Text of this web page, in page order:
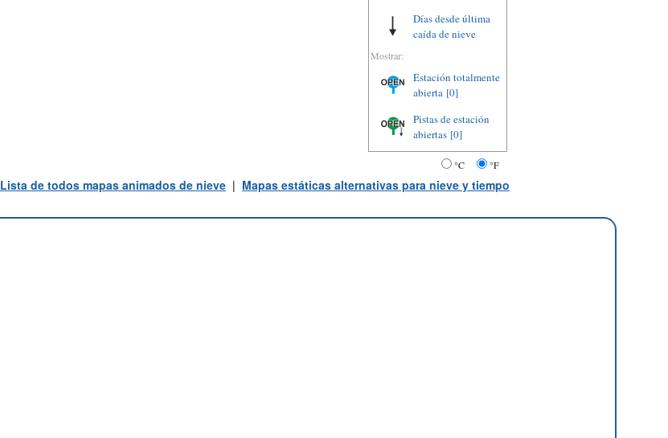
Días desde última
caída de nieve
Mostrar:
Estación totalmente
abierta [0]
Pistas de estación
abiertas [0]
°C °F
Lista de todos mapas animados de nieve | Mapas estáticas alternativas para nieve y tiempo